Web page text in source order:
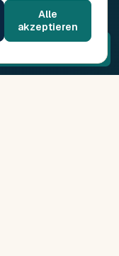
Alle
akzeptieren